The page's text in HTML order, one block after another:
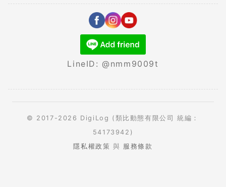
LineID: @nmm9009t
© 2017-2026 DigiLog (類比動態有限公司 統編：
54173942)
隱私權政策 與 服務條款